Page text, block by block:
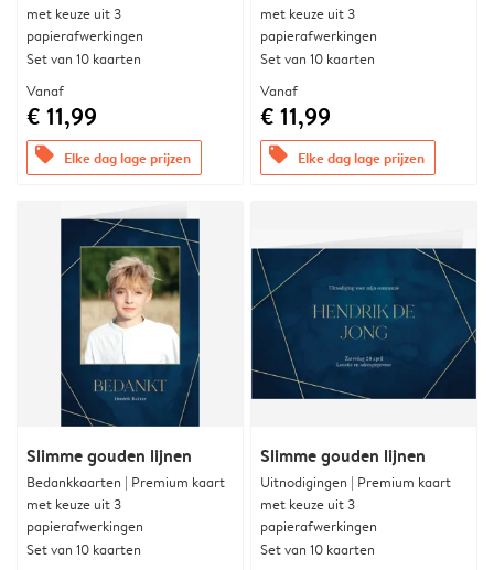
met keuze uit 3
papierafwerkingen
Set van 10 kaarten
Vanaf
€ 11,99
offers Elke dag lage prijzen
met keuze uit 3
papierafwerkingen
Set van 10 kaarten
Vanaf
€ 11,99
offers Elke dag lage prijzen
Slimme gouden lijnen
Bedankkaarten | Premium kaart
met keuze uit 3
papierafwerkingen
Set van 10 kaarten
Slimme gouden lijnen
Uitnodigingen | Premium kaart
met keuze uit 3
papierafwerkingen
Set van 10 kaarten